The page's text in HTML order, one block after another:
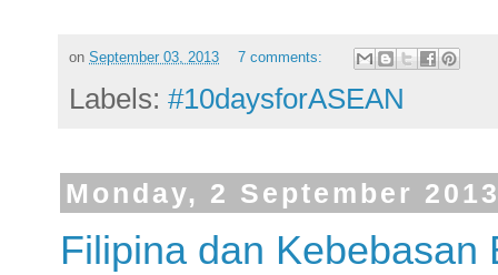
on September 03, 2013 7 comments:
Labels: #10daysforASEAN
Monday, 2 September
Filipina dan Kebebasan